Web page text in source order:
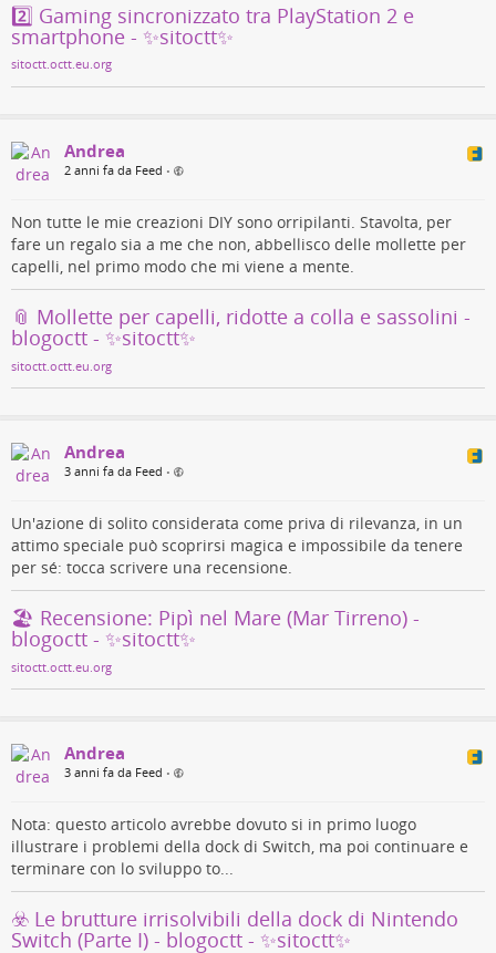
Lacanzone in riproduzioneè una roba allucinante, quella mi fa
ancora ridere. (#
microfono bordello.) 🗿️
#riproduttore#
Profitez des vidéos et de la musique que vous aimez, mettez en ligne
des contenus originaux, et partagez-les avec vos amis, vos proches et le
monde entier.
youtu.be
2️⃣ Gaming sincronizzato tra PlayStation 2 e
smartphone - ✨sitoctt✨
sitoctt.octt.eu.org
Andrea
2 anni fa da Feed •
Non tutte le mie creazioni DIY sono orripilanti. Stavolta, per
fare un regalo sia a me che non, abbellisco delle mollette per
capelli, nel primo modo che mi viene a mente.
📎 Mollette per capelli, ridotte a colla e sassolini -
blogoctt - ✨sitoctt✨
sitoctt.octt.eu.org
Andrea
3 anni fa da Feed •
Un'azione di solito considerata come priva di rilevanza, in un
attimo speciale può scoprirsi magica e impossibile da tenere
per sé: tocca scrivere una recensione.
🏖️ Recensione: Pipì nel Mare (Mar Tirreno) -
blogoctt - ✨sitoctt✨
sitoctt.octt.eu.org
Andrea
3 anni fa da Feed •
Nota: questo articolo avrebbe dovuto si in primo luogo
illustrare i problemi della dock di Switch, ma poi continuare e
terminare con lo sviluppo to...
☣️ Le brutture irrisolvibili della dock di Nintendo
Switch (Parte I) - blogoctt - ✨sitoctt✨